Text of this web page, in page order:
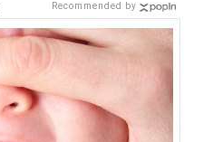
Recommended by